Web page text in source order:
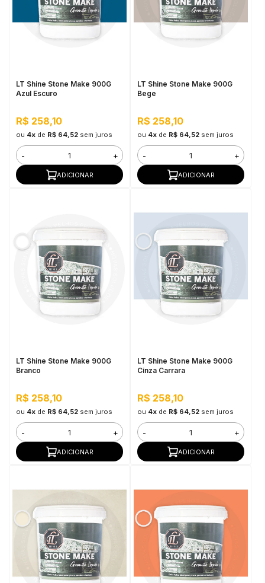
LT Shine Stone Make 900G
Azul Escuro
R$ 258,10
ou 4xde R$ 64,52 sem juros
- +
ADICIONAR
LT Shine Stone Make 900G
Bege
R$ 258,10
ou 4xde R$ 64,52 sem juros
- +
ADICIONAR
LT Shine Stone Make 900G
Branco
R$ 258,10
ou 4xde R$ 64,52 sem juros
- +
ADICIONAR
LT Shine Stone Make 900G
Cinza Carrara
R$ 258,10
ou 4xde R$ 64,52 sem juros
- +
ADICIONAR